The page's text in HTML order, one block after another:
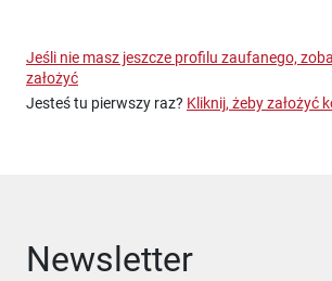
Jeśli nie masz jeszcze profilu zaufanego,
założyć
Jesteś tu pierwszy raz? Kliknij, żeby założyć
Newsletter